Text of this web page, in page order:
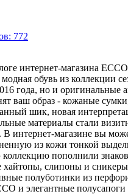
772
интернет-магазина
модная обувь из коллекции
года, но и оригинальные
ваш образ - кожаные
шик, новая
материалы стали
В интернет-магазине вы
из кожи тонкой
пополнили
хайтопы, слипоны и
полуботинки из
и элегантные